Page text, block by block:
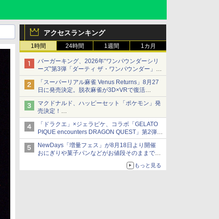
アクセスランキング
1時間 24時間 1週間 1カ月
バーガーキング、2026年“ワンパウンダーシリ
ーズ”第3弾「ダーティ ザ・ワンパウンダー」を
8月7日発売
「特製ガーリックマヨソース」を使用した超大
型チーズバーガー
「スーパーリアル麻雀 Venus Returns」8月27
日に発売決定。脱衣麻雀が3D×VRで復活
発売から2週間は20%オフになるセールが実施
マクドナルド、ハッピーセット「ポケモン」発
売決定！
ポケモン30周年記念で30匹が大集合
「ドラクエ」×ジェラピケ、コラボ「GELATO
PIQUE encounters DRAGON QUEST」第2弾が
本日発売
アイスカップに入ったスライムやわたぼう、ベ
ビーサタンなどがオリジナルアートで登場
NewDays「増量フェス」が8月18日より開催
おにぎりや菓子パンなどがお値段そのままで最
もっと見る